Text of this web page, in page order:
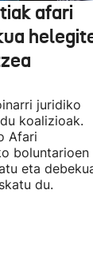
afari
juridiko
koalizioak.
Afari
boluntarioen
eta
du.